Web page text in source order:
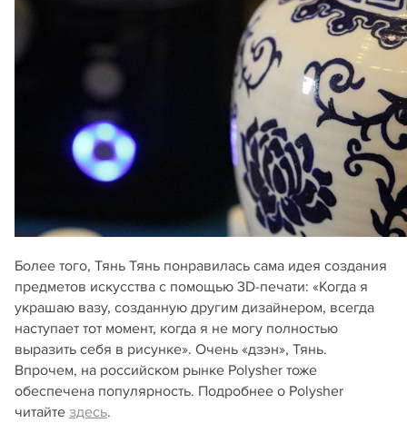
Более того, Тянь Тянь понравилась сама идея создания
предметов искусства с помощью 3D-печати: «Когда я
украшаю вазу, созданную другим дизайнером, всегда
наступает тот момент, когда я не могу полностью
выразить себя в рисунке». Очень «дзэн», Тянь.
Впрочем, на российском рынке Polysher тоже
обеспечена популярность. Подробнее о Polysher
читайте здесь.